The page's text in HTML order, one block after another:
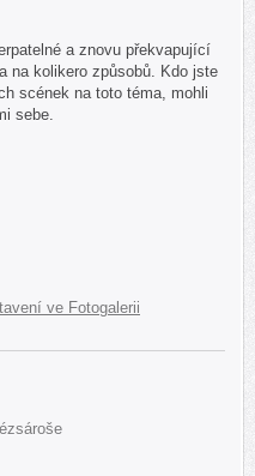
a znovu překvapující
na kolikero způsobů. Kdo jste
scének na toto téma, mohli
sebe.
ve Fotogalerii